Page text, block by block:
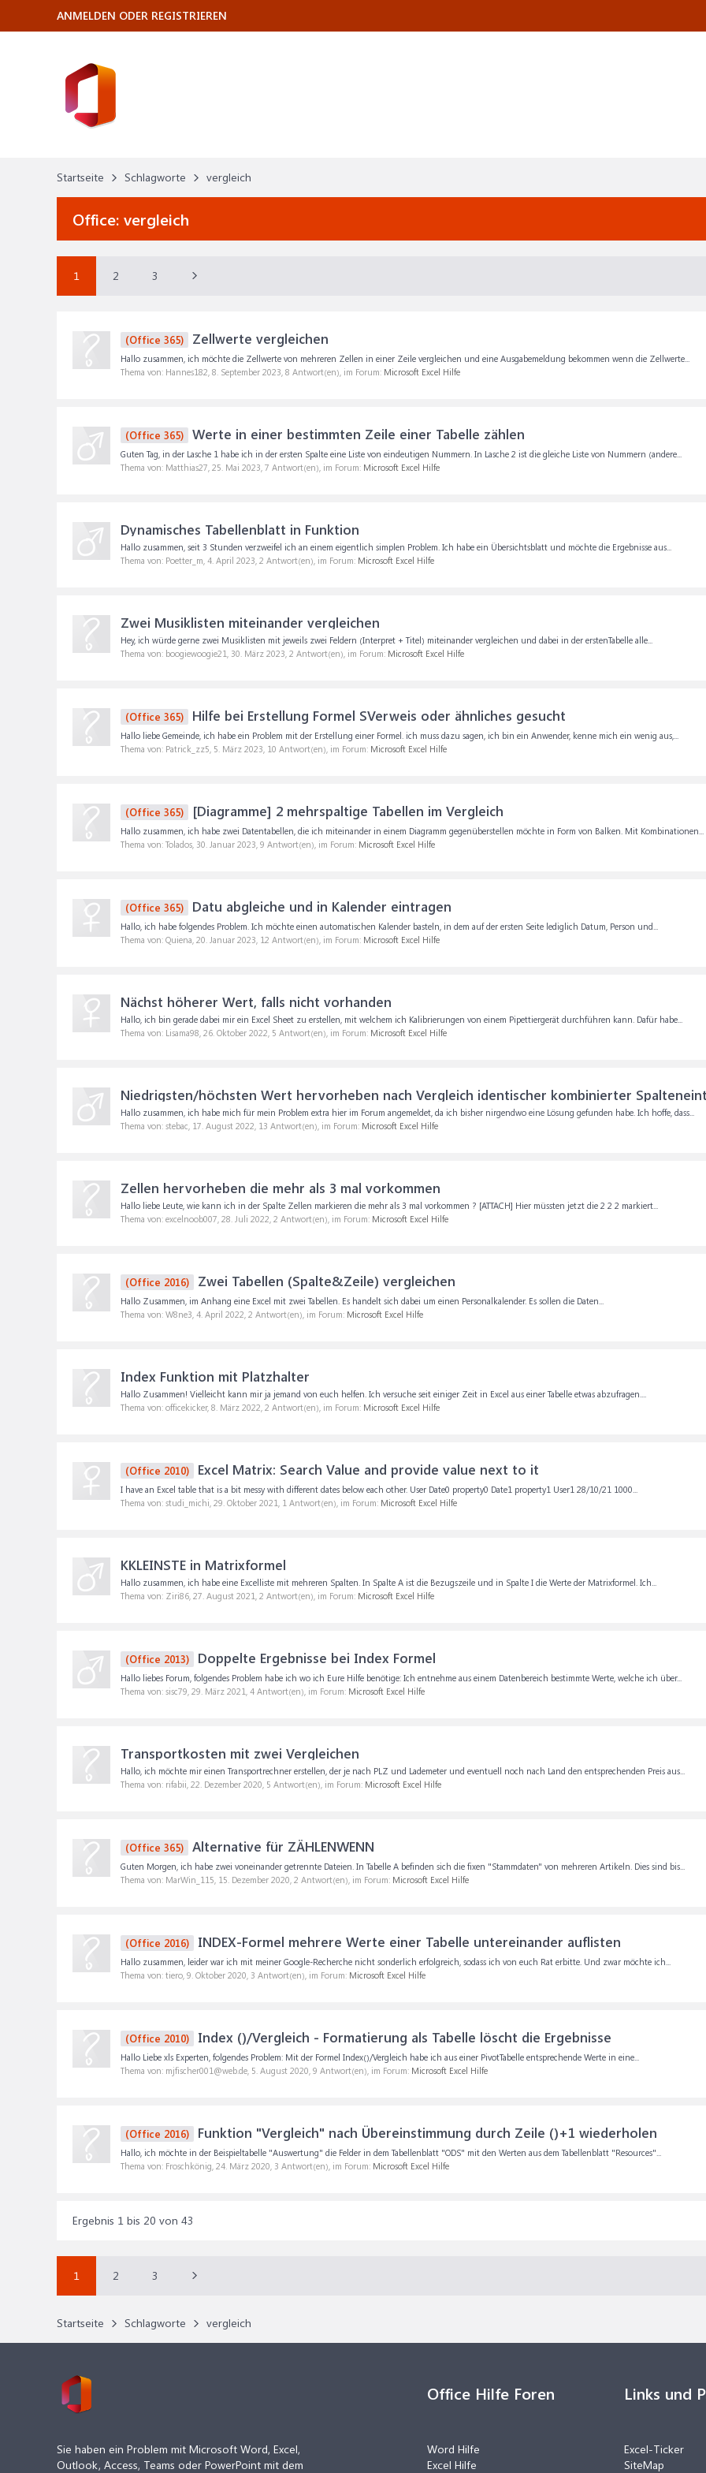
Startseite Schlagworte vergleich
Office: vergleich
1 2 3
(Office 365) Zellwerte vergleichen
Hallo zusammen, ich möchte die Zellwerte von mehreren Zellen in einer Zeile vergleichen und eine Ausgabemeldung bekommen wenn die Zellwerte...
Thema von: Hannes182, 8. September 2023, 8 Antwort(en), im Forum: Microsoft Excel Hilfe
(Office 365) Werte in einer bestimmten Zeile einer Tabelle zählen
Guten Tag, in der Lasche 1 habe ich in der ersten Spalte eine Liste von eindeutigen Nummern. In Lasche 2 ist die gleiche Liste von Nummern (andere...
Thema von: Matthias27, 25. Mai 2023, 7 Antwort(en), im Forum: Microsoft Excel Hilfe
Dynamisches Tabellenblatt in Funktion
Hallo zusammen, seit 3 Stunden verzweifel ich an einem eigentlich simplen Problem. Ich habe ein Übersichtsblatt und möchte die Ergebnisse aus...
Thema von: Poetter_m, 4. April 2023, 2 Antwort(en), im Forum: Microsoft Excel Hilfe
Zwei Musiklisten miteinander vergleichen
Hey, ich würde gerne zwei Musiklisten mit jeweils zwei Feldern (Interpret + Titel) miteinander vergleichen und dabei in der erstenTabelle alle...
Thema von: boogiewoogie21, 30. März 2023, 2 Antwort(en), im Forum: Microsoft Excel Hilfe
(Office 365) Hilfe bei Erstellung Formel SVerweis oder ähnliches gesucht
Hallo liebe Gemeinde, ich habe ein Problem mit der Erstellung einer Formel. ich muss dazu sagen, ich bin ein Anwender, kenne mich ein wenig aus,...
Thema von: Patrick_zz5, 5. März 2023, 10 Antwort(en), im Forum: Microsoft Excel Hilfe
(Office 365) [Diagramme] 2 mehrspaltige Tabellen im Vergleich
Hallo zusammen, ich habe zwei Datentabellen, die ich miteinander in einem Diagramm gegenüberstellen möchte in Form von Balken. Mit Kombinationen...
Thema von: Tolados, 30. Januar 2023, 9 Antwort(en), im Forum: Microsoft Excel Hilfe
(Office 365) Datu abgleiche und in Kalender eintragen
Hallo, ich habe folgendes Problem. Ich möchte einen automatischen Kalender basteln, in dem auf der ersten Seite lediglich Datum, Person und...
Thema von: Quiena, 20. Januar 2023, 12 Antwort(en), im Forum: Microsoft Excel Hilfe
Nächst höherer Wert, falls nicht vorhanden
Hallo, ich bin gerade dabei mir ein Excel Sheet zu erstellen, mit welchem ich Kalibrierungen von einem Pipettiergerät durchführen kann. Dafür habe...
Thema von: Lisama98, 26. Oktober 2022, 5 Antwort(en), im Forum: Microsoft Excel Hilfe
Niedrigsten/höchsten Wert hervorheben nach Vergleich identischer kombinierter
Hallo zusammen, ich habe mich für mein Problem extra hier im Forum angemeldet, da ich bisher nirgendwo eine Lösung gefunden habe. Ich hoffe, dass...
Thema von: stebac, 17. August 2022, 13 Antwort(en), im Forum: Microsoft Excel Hilfe
Zellen hervorheben die mehr als 3 mal vorkommen
Hallo liebe Leute, wie kann ich in der Spalte Zellen markieren die mehr als 3 mal vorkommen ? [ATTACH] Hier müssten jetzt die 2 2 2 markiert...
Thema von: excelnoob007, 28. Juli 2022, 2 Antwort(en), im Forum: Microsoft Excel Hilfe
(Office 2016) Zwei Tabellen (Spalte&Zeile) vergleichen
Hallo Zusammen, im Anhang eine Excel mit zwei Tabellen. Es handelt sich dabei um einen Personalkalender. Es sollen die Daten...
Thema von: W8ne3, 4. April 2022, 2 Antwort(en), im Forum: Microsoft Excel Hilfe
Index Funktion mit Platzhalter
Hallo Zusammen! Vielleicht kann mir ja jemand von euch helfen. Ich versuche seit einiger Zeit in Excel aus einer Tabelle etwas abzufragen....
Thema von: officekicker, 8. März 2022, 2 Antwort(en), im Forum: Microsoft Excel Hilfe
(Office 2010) Excel Matrix: Search Value and provide value next to it
I have an Excel table that is a bit messy with different dates below each other. User Date0 property0 Date1 property1 User1 28/10/21 1000...
Thema von: studi_michi, 29. Oktober 2021, 1 Antwort(en), im Forum: Microsoft Excel Hilfe
KKLEINSTE in Matrixformel
Hallo zusammen, ich habe eine Excelliste mit mehreren Spalten. In Spalte A ist die Bezugszeile und in Spalte I die Werte der Matrixformel. Ich...
Thema von: Ziri86, 27. August 2021, 2 Antwort(en), im Forum: Microsoft Excel Hilfe
(Office 2013) Doppelte Ergebnisse bei Index Formel
Hallo liebes Forum, folgendes Problem habe ich wo ich Eure Hilfe benötige: Ich entnehme aus einem Datenbereich bestimmte Werte, welche ich über...
Thema von: sisc79, 29. März 2021, 4 Antwort(en), im Forum: Microsoft Excel Hilfe
Transportkosten mit zwei Vergleichen
Hallo, ich möchte mir einen Transportrechner erstellen, der je nach PLZ und Lademeter und eventuell noch nach Land den entsprechenden Preis aus...
Thema von: rifabii, 22. Dezember 2020, 5 Antwort(en), im Forum: Microsoft Excel Hilfe
(Office 365) Alternative für ZÄHLENWENN
Guten Morgen, ich habe zwei voneinander getrennte Dateien. In Tabelle A befinden sich die fixen "Stammdaten" von mehreren Artikeln. Dies sind bis...
Thema von: MarWin_115, 15. Dezember 2020, 2 Antwort(en), im Forum: Microsoft Excel Hilfe
(Office 2016) INDEX-Formel mehrere Werte einer Tabelle untereinander auflisten
Hallo zusammen, leider war ich mit meiner Google-Recherche nicht sonderlich erfolgreich, sodass ich von euch Rat erbitte. Und zwar möchte ich...
Thema von: tiero, 9. Oktober 2020, 3 Antwort(en), im Forum: Microsoft Excel Hilfe
(Office 2010) Index ()/Vergleich - Formatierung als Tabelle löscht die Ergebnisse
Hallo Liebe xls Experten, folgendes Problem: Mit der Formel Index()/Vergleich habe ich aus einer PivotTabelle entsprechende Werte in eine...
Thema von: mjfischer001@web.de, 5. August 2020, 9 Antwort(en), im Forum: Microsoft Excel Hilfe
(Office 2016) Funktion "Vergleich" nach Übereinstimmung durch Zeile ()+1 wiederholen
Hallo, ich möchte in der Beispieltabelle "Auswertung" die Felder in dem Tabellenblatt "ODS" mit den Werten aus dem Tabellenblatt "Resources"...
Thema von: Froschkönig, 24. März 2020, 3 Antwort(en), im Forum: Microsoft Excel Hilfe
Ergebnis 1 bis 20 von 43
1 2 3
Startseite Schlagworte vergleich
ANMELDEN ODER REGISTRIEREN
Sie haben ein Problem mit Microsoft Word, Excel,
Outlook, Access, Teams oder PowerPoint mit dem
Office Hilfe Foren
Word Hilfe
Excel Hilfe
Links und
Excel-Ticker
SiteMap